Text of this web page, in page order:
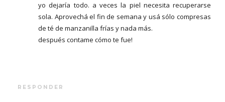
yo dejaría todo. a veces la piel necesita recuperarse
sola. Aprovechá el fin de semana y usá sólo compresas
de té de manzanilla frías y nada más.
después contame cómo te fue!
RESPONDER